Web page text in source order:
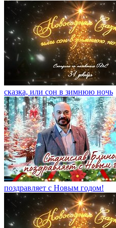
сказка, или сон в зимнюю ночь
поздравляет с Новым годом!